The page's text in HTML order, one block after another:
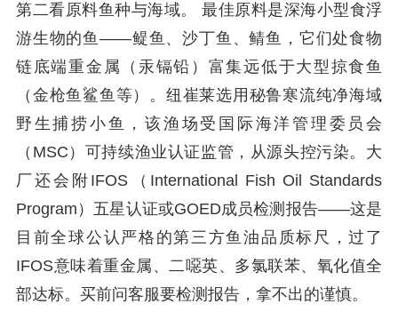
第二看原料鱼种与海域。 最佳原料是深海小型食浮
游生物的鱼——鳀鱼、沙丁鱼、鲭鱼，它们处食物
链底端重金属（汞镉铅）富集远低于大型掠食鱼
（金枪鱼鲨鱼等）。纽崔莱选用秘鲁寒流纯净海域
野生捕捞小鱼，该渔场受国际海洋管理委员会
（MSC）可持续渔业认证监管，从源头控污染。大
厂还会附IFOS（International Fish Oil Standards
Program）五星认证或GOED成员检测报告——这是
目前全球公认严格的第三方鱼油品质标尺，过了
IFOS意味着重金属、二噁英、多氯联苯、氧化值全
部达标。买前问客服要检测报告，拿不出的谨慎。